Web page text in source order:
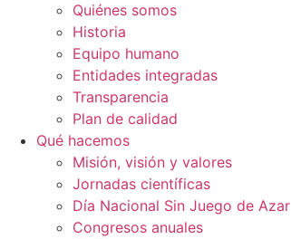
Quiénes somos
Historia
Equipo humano
Entidades integradas
Transparencia
Plan de calidad
Qué hacemos
Misión, visión y valores
Jornadas científicas
Día Nacional Sin Juego de Azar
Congresos anuales